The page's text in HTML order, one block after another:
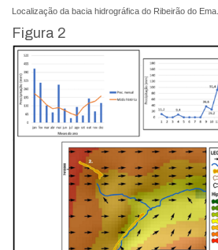
Localização da bacia hidrográfica do Ribeirão do Ema.
Figura 2